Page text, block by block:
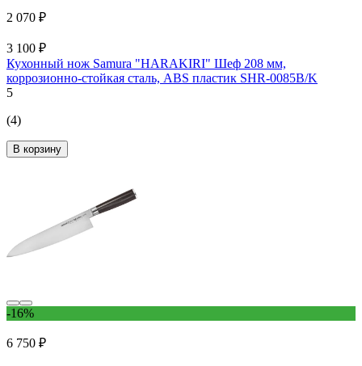
2 070 ₽
3 100 ₽
Кухонный нож Samura "HARAKIRI" Шеф 208 мм,
коррозионно-стойкая сталь, ABS пластик SHR-0085B/K
5
(4)
В корзину
-16%
6 750 ₽